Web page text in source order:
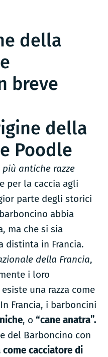
della
breve
della
Poodle
antiche razze
per la caccia agli
parte degli storici
abbia
ma che si sia
distinta in Francia.
della Francia,
i loro
una razza come
Francia, i barboncini
, o “cane anatra”.
del Barboncino con
come cacciatore di